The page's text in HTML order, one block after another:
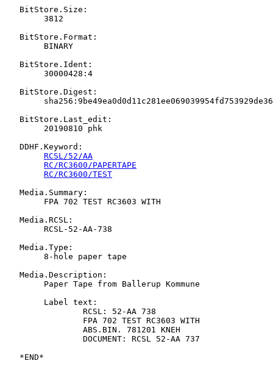
   BitStore.Size:
   BitStore.Format:
   BitStore.Ident:
   BitStore.Digest:
   BitStore.Last_edit:
   DDHF.Keyword:
RCSL/52/AA
RC/RC3600/PAPERTAPE
RC/RC3600/TEST
   Media.Summary:
   Media.RCSL:
   Media.Type:
   Media.Description: